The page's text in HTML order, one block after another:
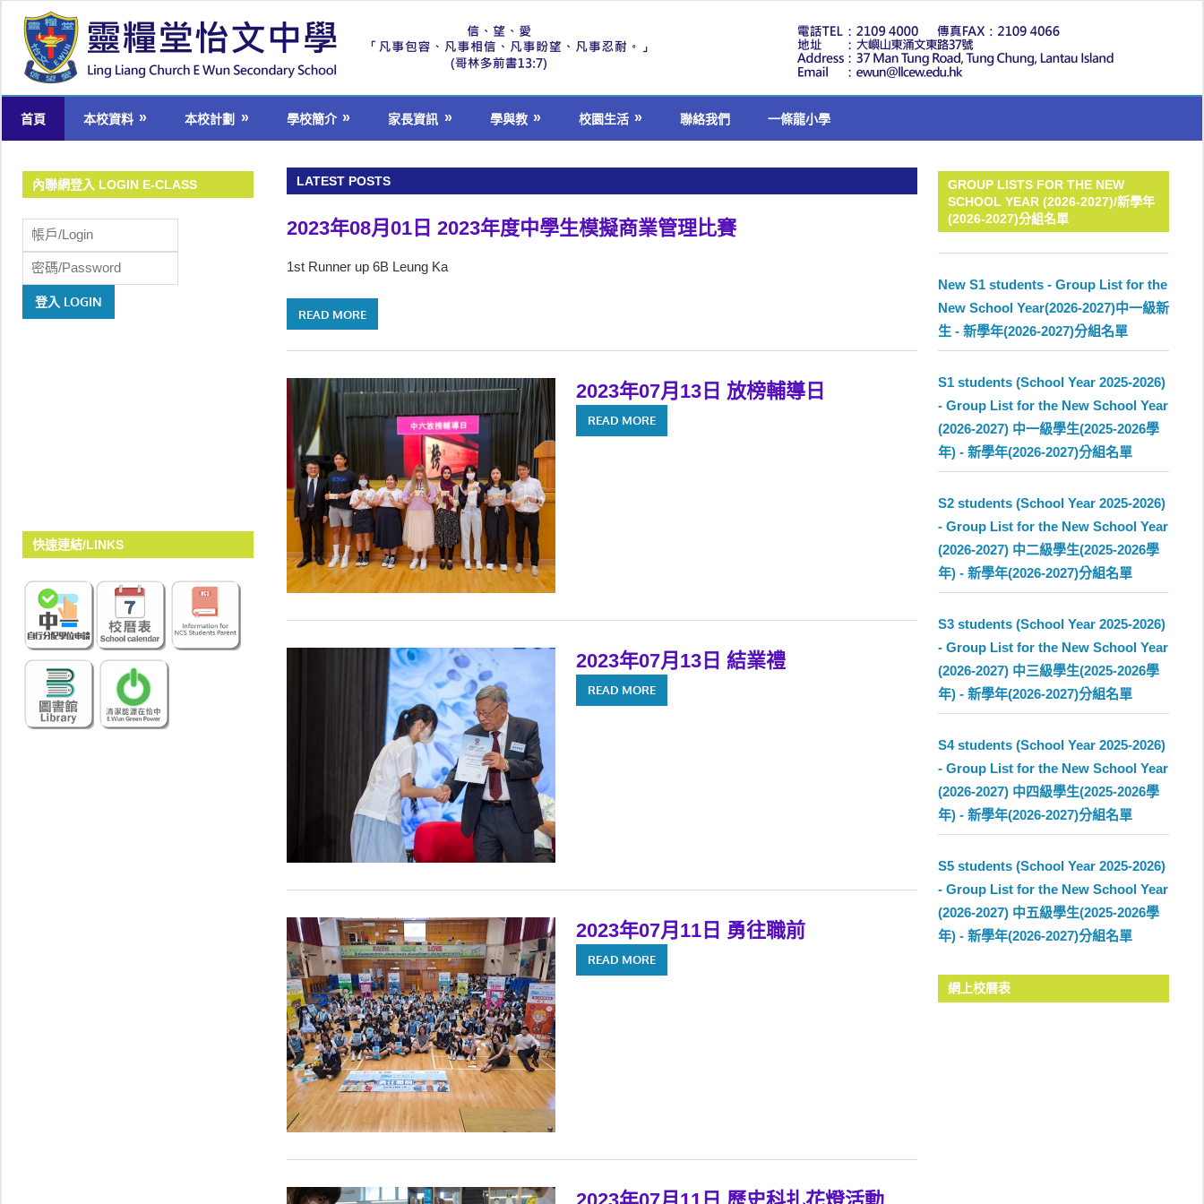
content
Church
Wun
Secondary
School
首頁 本校資料 本校計劃 學校簡介 家長資訊 學與教 校園生活 聯絡我們 一條龍小學
LATEST POSTS
2023年08月01日 2023年度中學生模擬商業管理比賽
1st Runner up 6B Leung Ka
READ MORE
2023年07月13日 放榜輔導日
READ MORE
2023年07月13日 結業禮
READ MORE
2023年07月11日 勇往職前
READ MORE
內聯網登入 LOGIN E-CLASS
快速連結/LINKS
GROUP LISTS FOR THE NEW
SCHOOL YEAR (2026-2027)/新學年
(2026-2027)分組名單
New S1 students - Group List for the
New School Year(2026-2027)中一級新
生 - 新學年(2026-2027)分組名單
S1 students (School Year 2025-2026)
- Group List for the New School Year
(2026-2027) 中一級學生(2025-2026學
年) - 新學年(2026-2027)分組名單
S2 students (School Year 2025-2026)
- Group List for the New School Year
(2026-2027) 中二級學生(2025-2026學
年) - 新學年(2026-2027)分組名單
S3 students (School Year 2025-2026)
- Group List for the New School Year
(2026-2027) 中三級學生(2025-2026學
年) - 新學年(2026-2027)分組名單
S4 students (School Year 2025-2026)
- Group List for the New School Year
(2026-2027) 中四級學生(2025-2026學
年) - 新學年(2026-2027)分組名單
S5 students (School Year 2025-2026)
- Group List for the New School Year
(2026-2027) 中五級學生(2025-2026學
年) - 新學年(2026-2027)分組名單
網上校曆表